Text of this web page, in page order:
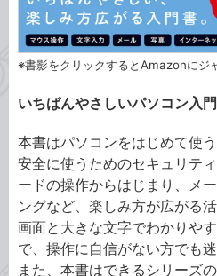
※書影をクリックするとAmazonにジ
いちばんやさしいパソコン入
本書はパソコンをはじめて使
安全に使うためのセキュリテ
ードの操作からはじまり、メ
ングなど、楽しみ方が広がる
画面と大きな文字でわかりや
で、操作に自信がない方でも
また、本書はできるシリーズ